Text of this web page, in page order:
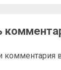
комментария